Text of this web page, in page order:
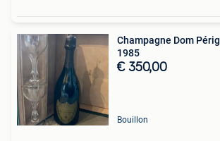
Champagne Dom
1985
€ 350,00
Bouillon